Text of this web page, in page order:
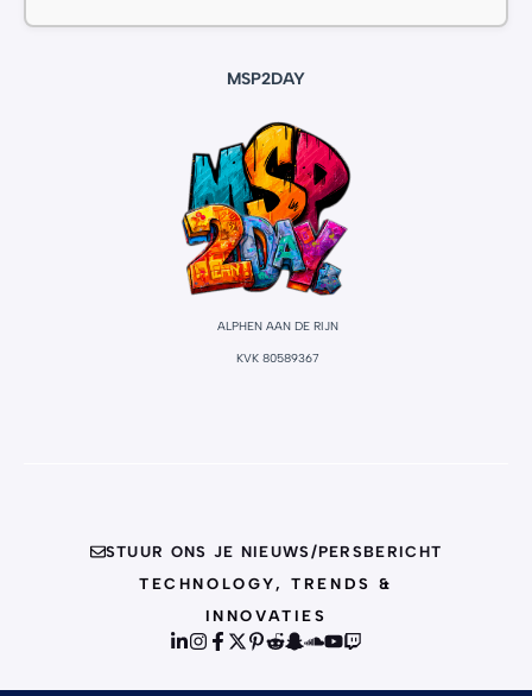
MSP2DAY
ALPHEN AAN DE RIJN
KVK 80589367
STUUR ONS JE NIEUWS/PERSBERICHT
TECHNOLOGY, TRENDS &
INNOVATIES